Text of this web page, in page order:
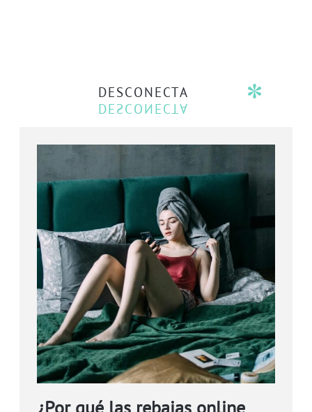
DESCONECTA